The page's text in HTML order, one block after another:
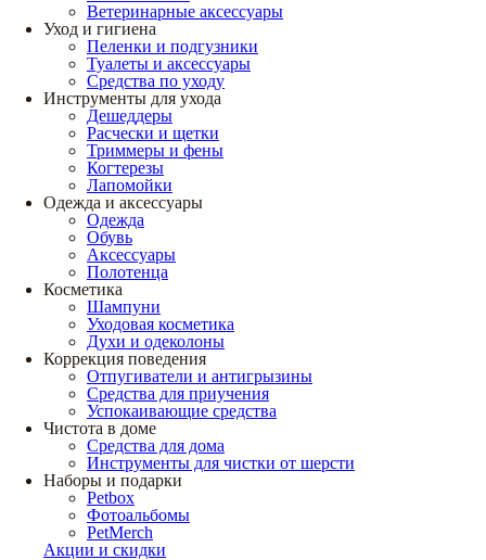
Ветеринарные аксессуары
Уход и гигиена
Пеленки и подгузники
Туалеты и аксессуары
Средства по уходу
Инструменты для ухода
Дешеддеры
Расчески и щетки
Триммеры и фены
Когтерезы
Лапомойки
Одежда и аксессуары
Одежда
Обувь
Аксессуары
Полотенца
Косметика
Шампуни
Уходовая косметика
Духи и одеколоны
Коррекция поведения
Отпугиватели и антигрызины
Средства для приучения
Успокаивающие средства
Чистота в доме
Средства для дома
Инструменты для чистки от шерсти
Наборы и подарки
Petbox
Фотоальбомы
PetMerch
Акции и скидки